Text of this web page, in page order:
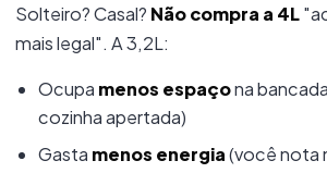
Solteiro? Casal? Não compra a 4L
mais legal". A 3,2L:
Ocupa menos espaçona
cozinha apertada)
Gasta menos energia(você nota